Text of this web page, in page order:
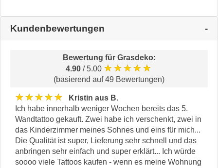
Kundenbewertungen
Bewertung für Grasdeko:
4.90 / 5.00 ★★★★★
(basierend auf 49 Bewertungen)
★★★★★
Kristin aus B.
Ich habe innerhalb weniger Wochen bereits das 5.
Wandtattoo gekauft. Zwei habe ich verschenkt, zwei in
das Kinderzimmer meines Sohnes und eins für mich...
Die Qualität ist super, Lieferung sehr schnell und das
anbringen sehr einfach und super erklärt... Ich würde
soooo viele Tattoos kaufen - wenn es meine Wohnung